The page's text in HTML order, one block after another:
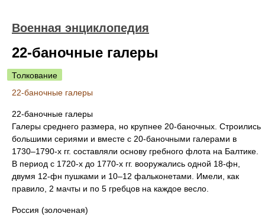
Военная энциклопедия
22-баночные галеры
Толкование
22-баночные галеры
22-баночные галеры
Галеры среднего размера, но крупнее 20-баночных. Строились
большими сериями и вместе с 20-баночными галерами в
1730–1790-х гг. составляли основу гребного флота на Балтике.
В период с 1720-х до 1770-х гг. вооружались одной 18-фн,
двумя 12-фн пушками и 10–12 фальконетами. Имели, как
правило, 2 мачты и по 5 гребцов на каждое весло.
Россия (золоченая)